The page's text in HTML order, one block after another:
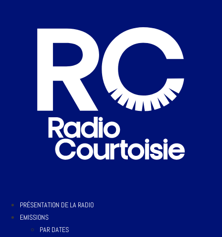
PRÉSENTATION DE LA RADIO
EMISSIONS
PAR DATES